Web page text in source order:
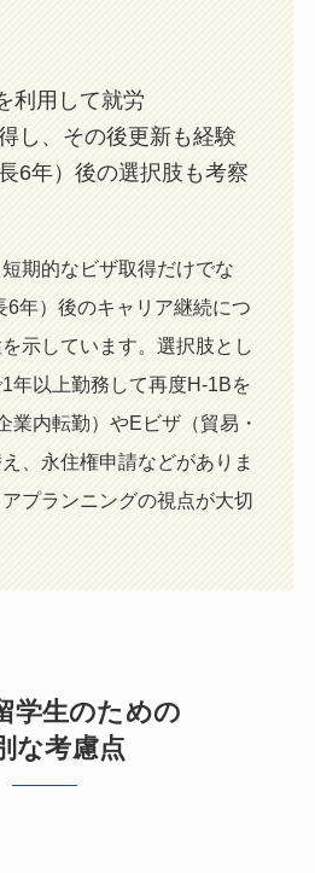
利用して就労
し、その後更新も経験
6年）後の選択肢も考察
期的なビザ取得だけでな
6年）後のキャリア継続につ
示しています。選択肢とし
年以上勤務して再度H-1Bを
業内転勤）やEビザ（貿易・
、永住権申請などがありま
プランニングの視点が大切
学生のための
な考慮点